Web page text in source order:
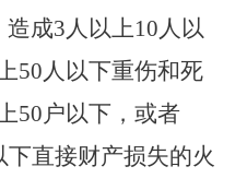
造成3人以上10人以
50人以下重伤和死
50户以下，或者
下直接财产损失的火